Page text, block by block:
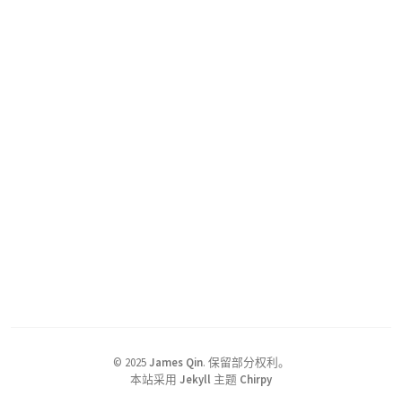
© 2025 James Qin. 保留部分权利。
本站采用 Jekyll 主题 Chirpy